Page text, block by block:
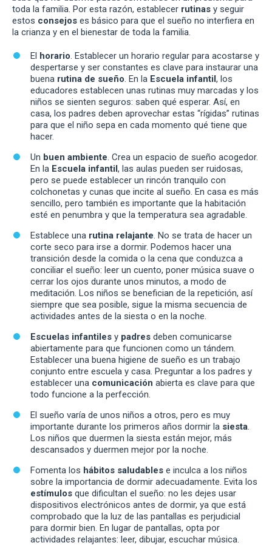
toda la familia. Por esta razón, establecer rutinas y seguir
estos consejos es básico para que el sueño no interfiera en
la crianza y en el bienestar de toda la familia.
El horario. Establecer un horario regular para acostarse y
despertarse y ser constantes es clave para instaurar una
buena rutina de sueño. En la Escuela infantil, los
educadores establecen unas rutinas muy marcadas y los
niños se sienten seguros: saben qué esperar. Así, en
casa, los padres deben aprovechar estas “rígidas” rutinas
para que el niño sepa en cada momento qué tiene que
hacer.
Un buen ambiente. Crea un espacio de sueño acogedor.
En la Escuela infantil, las aulas pueden ser ruidosas,
pero se puede establecer un rincón tranquilo con
colchonetas y cunas que incite al sueño. En casa es más
sencillo, pero también es importante que la habitación
esté en penumbra y que la temperatura sea agradable.
Establece una rutina relajante. No se trata de hacer un
corte seco para irse a dormir. Podemos hacer una
transición desde la comida o la cena que conduzca a
conciliar el sueño: leer un cuento, poner música suave o
cerrar los ojos durante unos minutos, a modo de
meditación. Los niños se benefician de la repetición, así
siempre que sea posible, sigue la misma secuencia de
actividades antes de la siesta o en la noche.
Escuelas infantiles y padres deben comunicarse
abiertamente para que funcionen como un tándem.
Establecer una buena higiene de sueño es un trabajo
conjunto entre escuela y casa. Preguntar a los padres y
establecer una comunicación abierta es clave para que
todo funcione a la perfección.
El sueño varía de unos niños a otros, pero es muy
importante durante los primeros años dormir la siesta.
Los niños que duermen la siesta están mejor, más
descansados y duermen mejor por la noche.
Fomenta los hábitos saludables e inculca a los niños
sobre la importancia de dormir adecuadamente. Evita los
estímulos que dificultan el sueño: no les dejes usar
dispositivos electrónicos antes de dormir, ya que está
comprobado que la luz de las pantallas es perjudicial
para dormir bien. En lugar de pantallas, opta por
actividades relajantes: leer, dibujar, escuchar música.